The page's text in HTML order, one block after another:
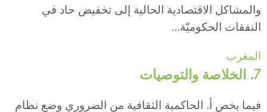
والمشاكل الاقتصادية الحالية إلى تخفيض حاد في
النفقات الحكوميّة...
المغرب
7. الخلاصة والتوصيات
فيما يخص أ. الحاكمية الثقافية من الضروري وضع نظام